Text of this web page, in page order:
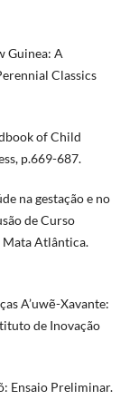
Guinea: A
Classics
of Child
p.669-687.
na gestação e no
de Curso
Mata Atlântica.
A’uwẽ-Xavante:
de Inovação
Ensaio Preliminar.